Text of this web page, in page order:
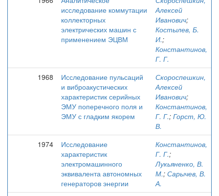
исследование коммутации
коллекторных
электрических машин с
применением ЭЦВМ
Алексей
Иванович;
Костылев, Б.
И.;
Константинов,
Г. Г.
1968
Исследование пульсаций
и виброакустических
характеристик серийных
ЭМУ поперечного поля и
ЭМУ с гладким якорем
Скороспешкин,
Алексей
Иванович;
Константинов,
Г. Г.; Горст, Ю.
В.
1974
Исследование
характеристик
электромашинного
эквивалента автономных
генераторов энергии
Константинов,
Г. Г.;
Лукьяненко, В.
М.; Сарычев, В.
А.